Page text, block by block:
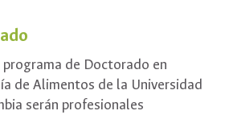
programa de Doctorado en
de Alimentos de la Universidad
serán profesionales